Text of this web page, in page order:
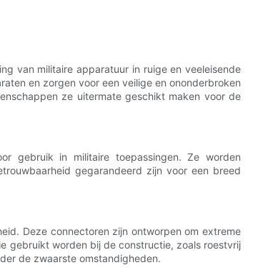
van militaire apparatuur in ruige en veeleisende
en zorgen voor een veilige en ononderbroken
ze uitermate geschikt maken voor de
gebruik in militaire toepassingen. Ze worden
gegarandeerd zijn voor een breed
Deze connectoren zijn ontworpen om extreme
gebruikt worden bij de constructie, zoals roestvrij
de zwaarste omstandigheden.